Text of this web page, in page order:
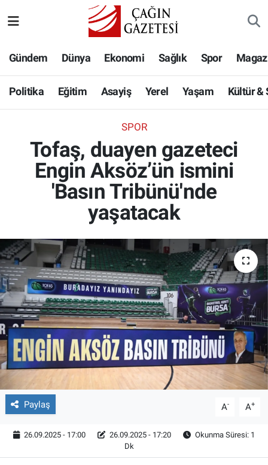
Gündem Dünya Ekonomi Sağlık Spor
Politika Eğitim Asayiş Yerel Yaşam Kültür &
SPOR
Tofaş, duayen gazeteci
Engin Aksöz’ün ismini
'Basın Tribünü'nde
yaşatacak
Paylaş A- A+
26.09.2025 - 17:00 26.09.2025 - 17:20
Okunma Süresi: 1
Dk
Eğitim
Asayiş
Yaşam
Kültür & Sanat
Köşe Yazıları
Röportaj
Video Galeri
Hava Durumu
Namaz Vakitleri
Süper Lig Puan Durumu ve Fikstür
Tüm Manşetler
Haber Arşivi